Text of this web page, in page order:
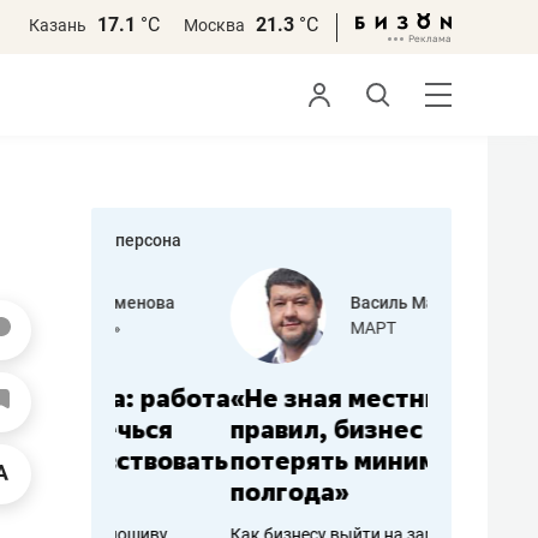
Казань 17.1 °С Москва 21.3 °С
персона
работа
Василь Мазитов
МАРТ
«Не зная местных
правил, бизнес может
потерять минимум
полгода»